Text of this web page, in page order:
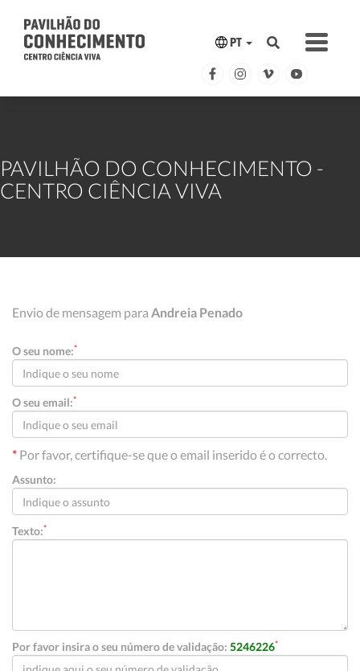
PT
PAVILHÃO DO CONHECIMENTO -
CENTRO CIÊNCIA VIVA
Envio de mensagem para Andreia Penado
O seu nome:*
O seu email:*
* Por favor, certifique-se que o email inserido é o correcto.
Assunto:
Texto:*
Por favor insira o seu número de validação: 5246226*